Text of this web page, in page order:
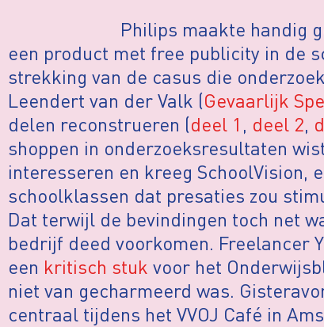
Philips maakte handig
een product met free publicity in de
strekking van de casus die
Leendert van der Valk (Gevaarlijk
delen reconstrueren (deel 1 , deel 2,
shoppen in onderzoeksresultaten
interesseren en kreeg SchoolVision,
schoolklassen dat presaties zou
Dat terwijl de bevindingen toch net
bedrijf deed voorkomen. Freelancer
een kritisch stuk voor het
niet van gecharmeerd was.
centraal tijdens het VVOJ Café in